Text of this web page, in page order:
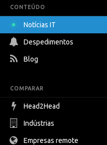
CONTEÚDO
Notícias IT
Despedimentos
Blog
COMPARAR
Head2Head
Indústrias
Empresas remote